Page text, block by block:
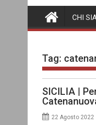
CHI
Tag:
SICILIA |
22 Agosto 2022